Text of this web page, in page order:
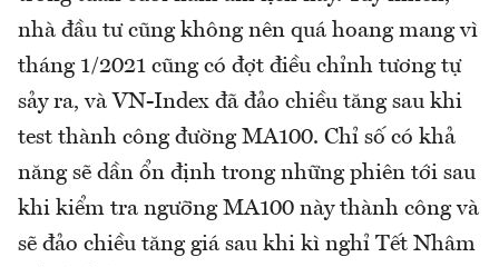
nhà đầu tư cũng không nên quá hoang mang vì
tháng 1/2021 cũng có đợt điều chỉnh tương tự
sảy ra, và VN-Index đã đảo chiều tăng sau khi
test thành công đường MA100. Chỉ số có khả
năng sẽ dần ổn định trong những phiên tới sau
khi kiểm tra ngưỡng MA100 này thành công và
sẽ đảo chiều tăng giá sau khi kì nghỉ Tết Nhâm